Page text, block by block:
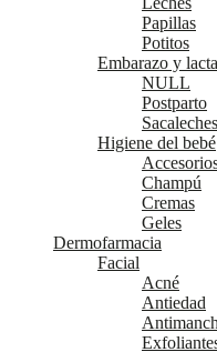
Papillas
Potitos
Embarazo y
NULL
Postparto
Sacaleches
Higiene del bebé
Champú
Cremas
Geles
Dermofarmacia
Facial
Acné
Antiedad